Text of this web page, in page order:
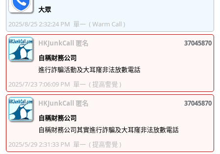
37045968
37045972
37045973 37045974
37045975
37045976
37045977
37045979
37045980
37045981 37045982
37045984
37045985 37045986
37045988
37045989
37045991
37045992
37045993
37045996
37045997 37045998
大眾
2025/8/25 2:32:24 PM 單一 ( Warm Call )
HKJunkCall 匿名
37045870
自稱財務公司
進行詐騙活動及大耳窿非法放數電話
2025/7/23 7:06:09 PM 單一 ( 提高警覺 )
HKJunkCall 匿名
37045870
自稱財務公司
自稱財務公司其實進行詐騙及大耳窿非法放數電話
2025/5/29 2:31:33 PM 單一 ( 提高警覺 )